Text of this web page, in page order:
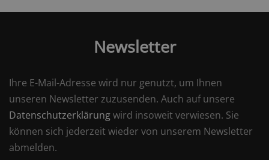
Newsletter
Ihre E-Mail-Adresse wird nur genutzt, um Ihnen
unseren Newsletter zuzusenden. Auch auf unsere
Datenschutzerklärungwird insoweit verwiesen. Sie
können sich jederzeit wieder von unserem Newsletter
abmelden.